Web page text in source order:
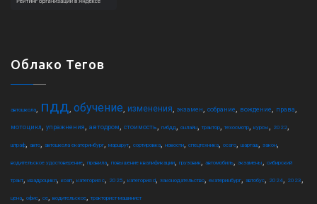
Облако Тегов
автошкола, пдд, обучение, изменения, экзамен, собрание, вождение, права,
мотоцикл, упражнения, автодром, стоимость, гибдд, онлайн, трактор, техосмотр, курсы, 2022,
штраф, авто, автошкола екатеринбург, маршрут, сортировка, новости, спецтехника, осаго, шарташ, закон,
водительское удостоверение, правила, повышение квалификации, грузовик, автомобиль, экзамены, сибирский
тракт, квадроцикл, коап, категория c, 2025, категория d, законодательство, екатеринбург, автобус, 2024, 2023,
цена, офис, ce, водительское, тракторист-машинист